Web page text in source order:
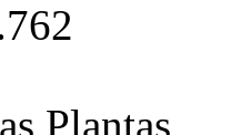
Plantas